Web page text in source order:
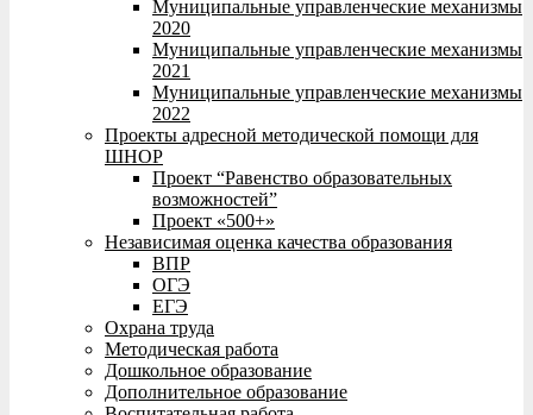
Муниципальные управленческие механизмы
2020
Муниципальные управленческие механизмы
2021
Муниципальные управленческие механизмы
2022
Проекты адресной методической помощи для
ШНОР
Проект “Равенство образовательных
возможностей”
Проект «500+»
Независимая оценка качества образования
ВПР
ОГЭ
ЕГЭ
Охрана труда
Методическая работа
Дошкольное образование
Дополнительное образование